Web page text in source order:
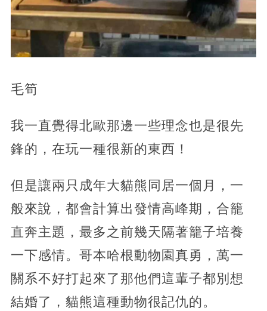
毛筍
我一直覺得北歐那邊一些理念也是很先
鋒的，在玩一種很新的東西！
但是讓兩只成年大貓熊同居一個月，一
般來說，都會計算出發情高峰期，合籠
直奔主題，最多之前幾天隔著籠子培養
一下感情。哥本哈根動物園真勇，萬一
關系不好打起來了那他們這輩子都別想
結婚了，貓熊這種動物很記仇的。